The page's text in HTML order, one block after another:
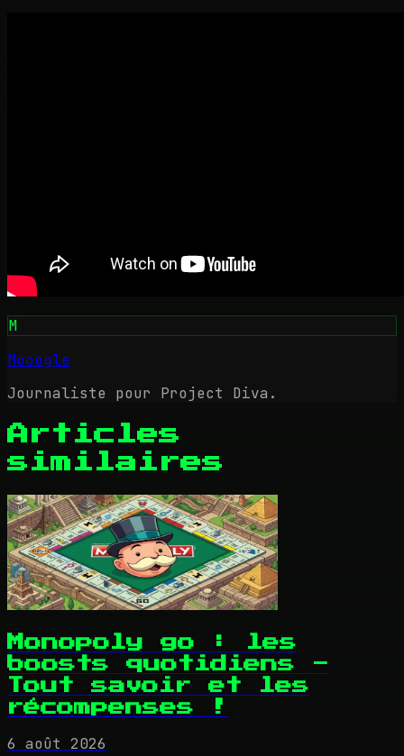
M
Mooogle
Journaliste pour Project Diva.
Articles
similaires
Monopoly go : les
boosts quotidiens -
Tout savoir et les
récompenses !
6 août 2026